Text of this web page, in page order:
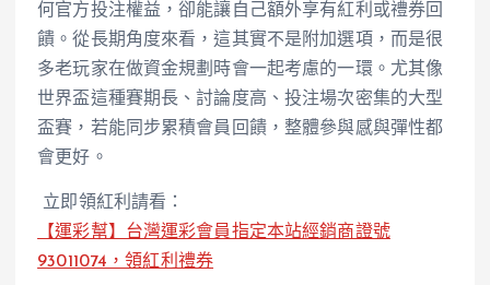
何官方投注權益，卻能讓自己額外享有紅利或禮券回
饋。從長期角度來看，這其實不是附加選項，而是很
多老玩家在做資金規劃時會一起考慮的一環。尤其像
世界盃這種賽期長、討論度高、投注場次密集的大型
盃賽，若能同步累積會員回饋，整體參與感與彈性都
會更好。
立即領紅利請看：
【運彩幫】台灣運彩會員指定本站經銷商證號
93011074，領紅利禮券